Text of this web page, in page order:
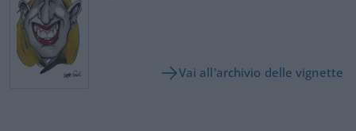
Vai all'archivio delle vignette